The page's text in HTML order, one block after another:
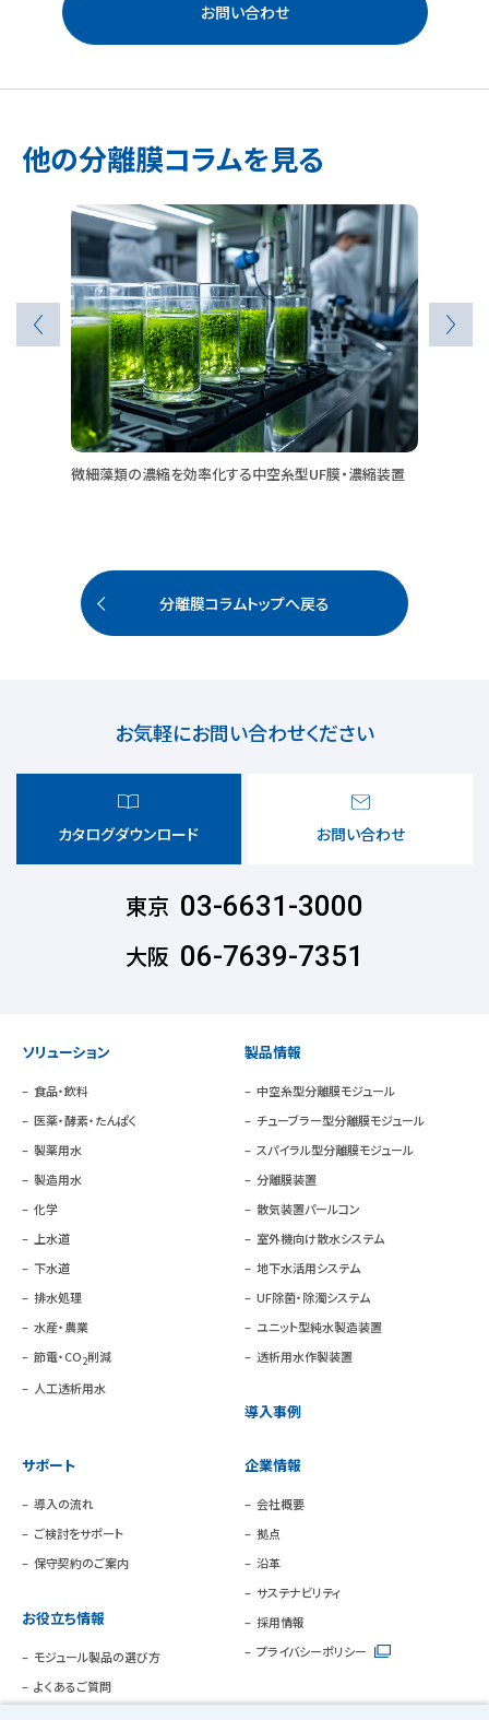
お問い合わせ
他の分離膜コラムを見る
Previous
微細藻類の濃縮を効率化する中空糸型UF膜・濃縮装置
分離膜コラムトップへ戻る
お気軽にお問い合わせください
カタログダウンロード お問い合わせ
東京 03-6631-3000
大阪 06-7639-7351
ソリューション
食品・飲料
医薬・酵素・たんぱく
製薬用水
製造用水
化学
上水道
下水道
排水処理
水産・農業
節電・CO2削減
人工透析用水
製品情報
中空糸型分離膜モジュール
チューブラー型分離膜モジュール
スパイラル型分離膜モジュール
分離膜装置
散気装置パールコン
室外機向け散水システム
地下水活用システム
UF除菌・除濁システム
ユニット型純水製造装置
透析用水作製装置
導入事例
サポート
導入の流れ
ご検討をサポート
保守契約のご案内
お役立ち情報
モジュール製品の選び方
よくあるご質問
企業情報
会社概要
拠点
沿革
サステナビリティ
採用情報
プライバシーポリシー